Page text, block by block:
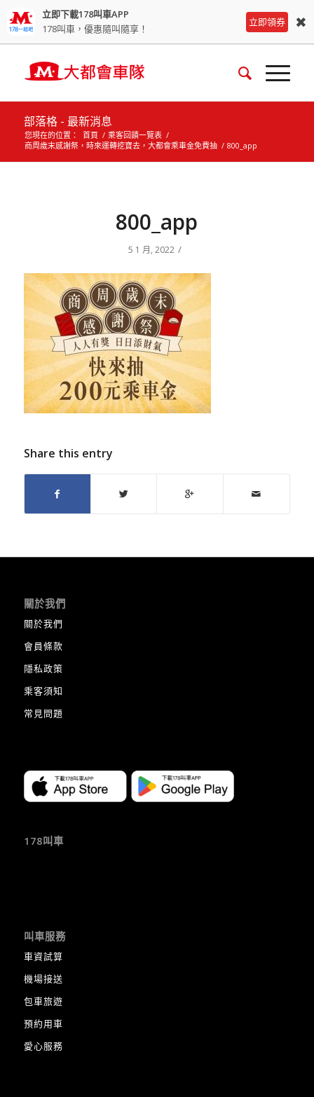
立即下載178叫車APP
178叫車，優惠隨叫隨享！
立即領券 ✖
部落格 - 最新消息
您現在的位置： 首頁 / 乘客回饋一覽表 /
商周歲末感謝祭，時來運轉挖寶去，大都會乘車金免費抽 / 800_app
800_app
5 1 月, 2022 /
Share this entry
關於我們
關於我們
會員條款
隱私政策
乘客須知
常見問題
178叫車
叫車服務
車資試算
機場接送
包車旅遊
預約用車
愛心服務